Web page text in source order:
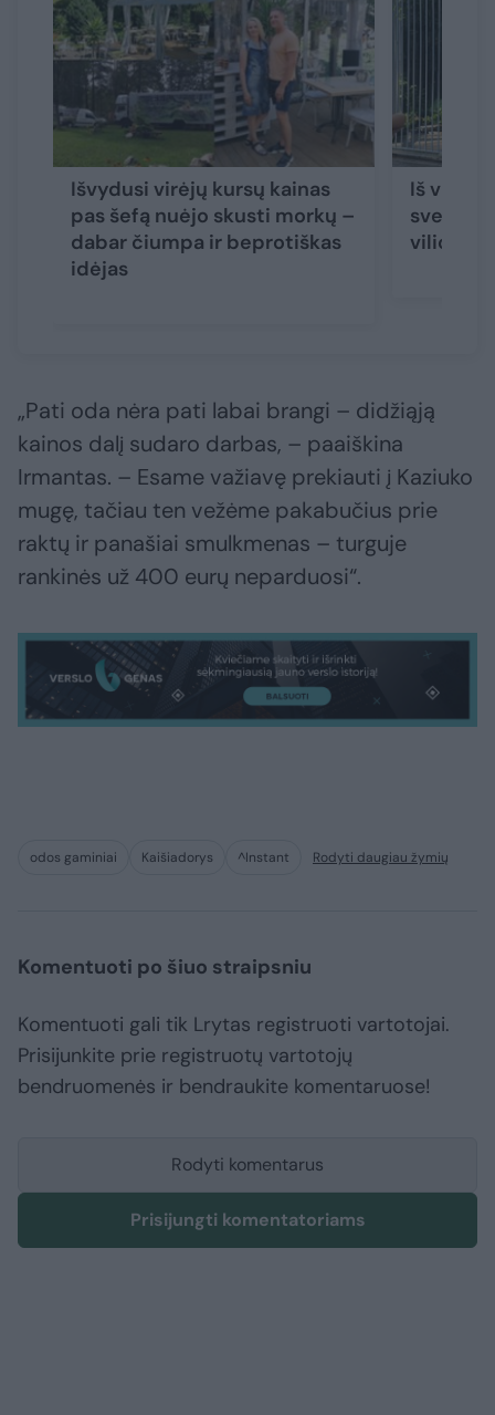
Išvydusi virėjų kursų kainas
pas šefą nuėjo skusti morkų –
dabar čiumpa ir beprotiškas
idėjas
Iš visos
svečius
vilioja ir
„Pati oda nėra pati labai brangi – didžiąją
kainos dalį sudaro darbas, – paaiškina
Irmantas. – Esame važiavę prekiauti į Kaziuko
mugę, tačiau ten vežėme pakabučius prie
raktų ir panašiai smulkmenas – turguje
rankinės už 400 eurų neparduosi“.
odos gaminiai Kaišiadorys ^Instant Rodyti daugiau žymių
Komentuoti po šiuo straipsniu
Komentuoti gali tik Lrytas registruoti vartotojai.
Prisijunkite prie registruotų vartotojų
bendruomenės ir bendraukite komentaruose!
Rodyti komentarus
Prisijungti komentatoriams